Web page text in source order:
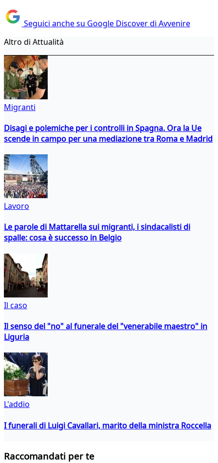
Seguici anche su Google Discover di Avvenire
Altro di Attualità
Migranti
Disagi e polemiche per i controlli in Spagna. Ora la Ue
scende in campo per una mediazione tra Roma e Madrid
Lavoro
Le parole di Mattarella sui migranti, i sindacalisti di
spalle: cosa è successo in Belgio
Il caso
Il senso del "no" al funerale del "venerabile maestro" in
Liguria
L'addio
I funerali di Luigi Cavallari, marito della ministra Roccella
Raccomandati per te